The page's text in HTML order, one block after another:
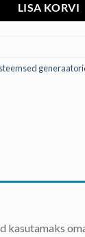
LISA KORVI
kasutamaks